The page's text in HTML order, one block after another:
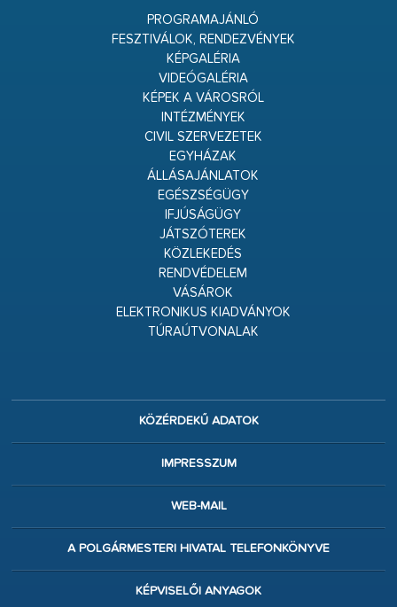
PROGRAMAJÁNLÓ
FESZTIVÁLOK, RENDEZVÉNYEK
KÉPGALÉRIA
VIDEÓGALÉRIA
KÉPEK A VÁROSRÓL
INTÉZMÉNYEK
CIVIL SZERVEZETEK
EGYHÁZAK
ÁLLÁSAJÁNLATOK
EGÉSZSÉGÜGY
IFJÚSÁGÜGY
JÁTSZÓTEREK
KÖZLEKEDÉS
RENDVÉDELEM
VÁSÁROK
ELEKTRONIKUS KIADVÁNYOK
TÚRAÚTVONALAK
KÖZÉRDEKŰ ADATOK
IMPRESSZUM
WEB-MAIL
A POLGÁRMESTERI HIVATAL TELEFONKÖNYVE
KÉPVISELŐI ANYAGOK